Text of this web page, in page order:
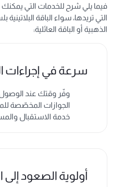
فيما يلي شرح للخدمات التي يمكنك
التي تريدها، سواء الباقة البلاتينية
الذهبية أو الباقة العائلية:
سرعة في إجراءات
وفّر وقتك عند
الجوازات المخصّصة
خدمة الاستقبال
أولوية الصعود إلى